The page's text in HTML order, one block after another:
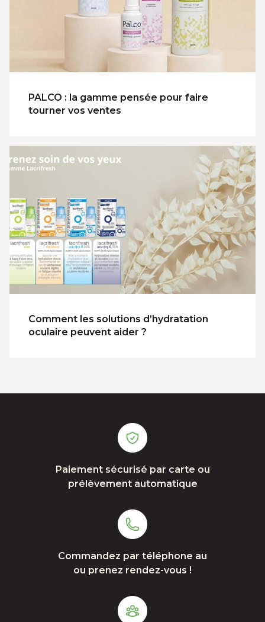
PALCO : la gamme pensée pour faire
tourner vos ventes
Comment les solutions d’hydratation
oculaire peuvent aider ?
Paiement sécurisé par carte ou
prélèvement automatique
Commandez par téléphone au
ou prenez rendez-vous !